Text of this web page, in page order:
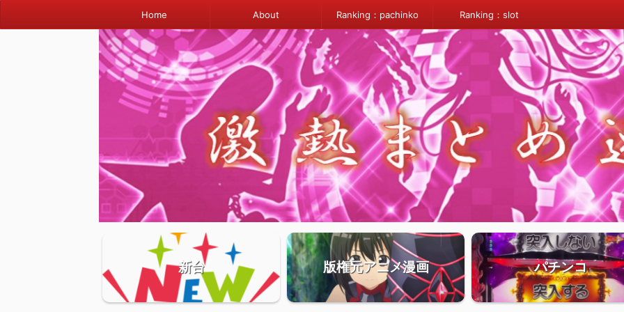
Home About Ranking：pachinko Ranking：slot
新台 版権元アニメ漫画 パチンコ